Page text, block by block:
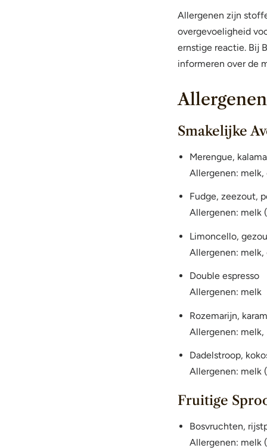
Allergenen zijn
overgevoeligheid
ernstige reactie. Bij
informeren over de
Smakelijke
Merengue,
Allergenen: melk,
Fudge, zeezout,
Allergenen: melk
Limoncello,
Allergenen:
Double espresso
Allergenen: melk
Rozemarijn,
Allergenen: melk,
Dadelstroop,
Allergenen: melk
Fruitige
Bosvruchten,
Allergenen: melk